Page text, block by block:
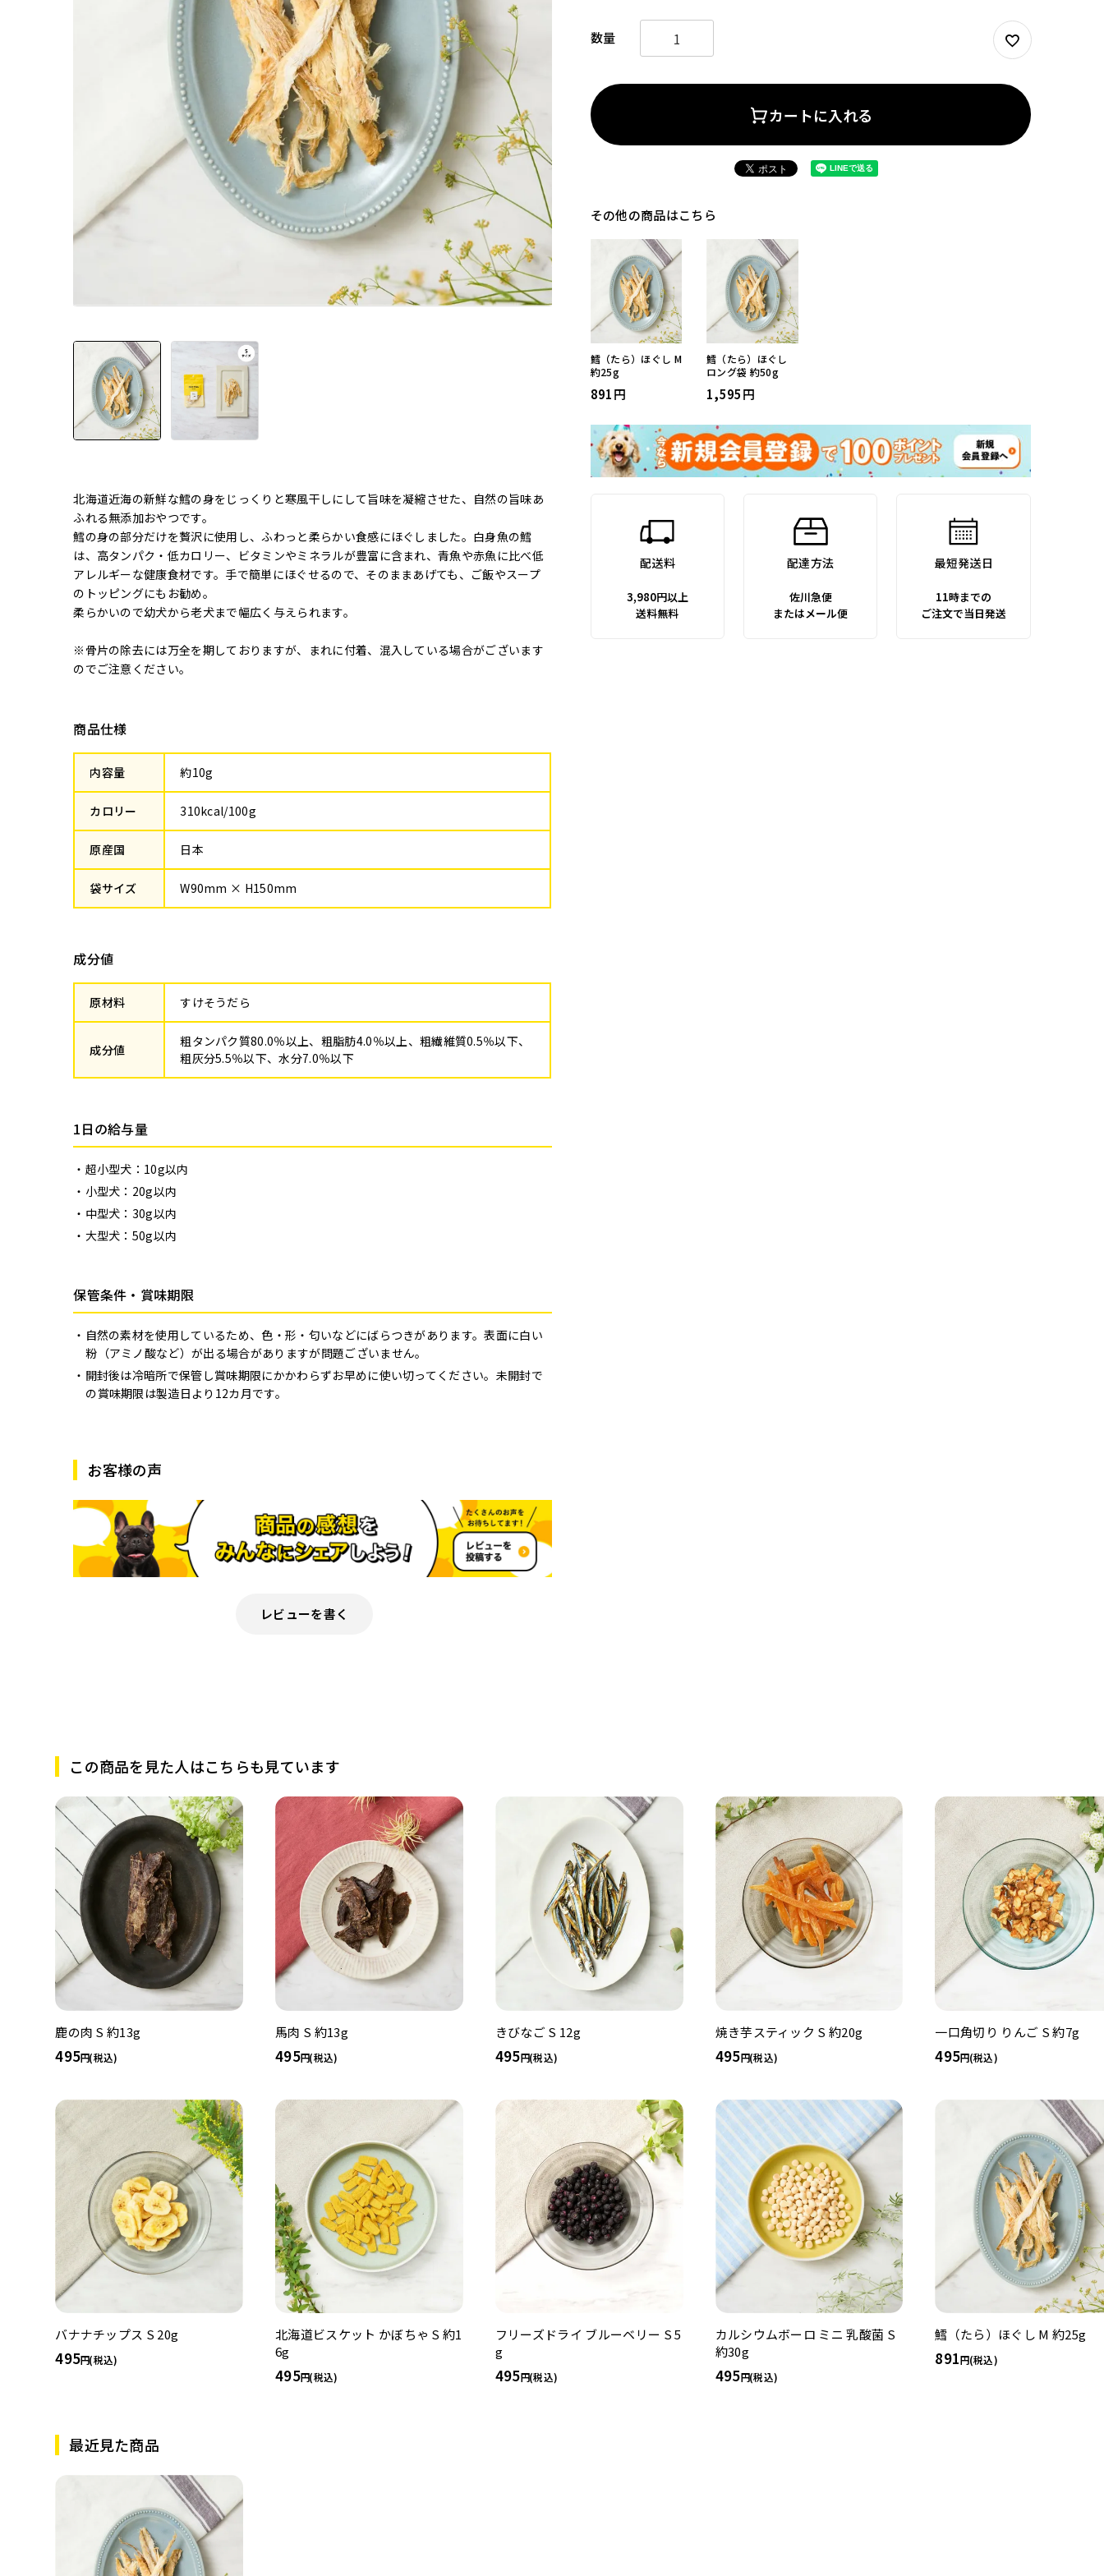
北海道近海の新鮮な鱈の身をじっくりと寒風干しにして旨味を凝縮させた、自然の旨味あ
ふれる無添加おやつです。
鱈の身の部分だけを贅沢に使用し、ふわっと柔らかい食感にほぐしました。白身魚の鱈
は、高タンパク・低カロリー、ビタミンやミネラルが豊富に含まれ、青魚や赤魚に比べ低
アレルギーな健康食材です。手で簡単にほぐせるので、そのままあげても、ご飯やスープ
のトッピングにもお勧め。
柔らかいので幼犬から老犬まで幅広く与えられます。
※骨片の除去には万全を期しておりますが、まれに付着、混入している場合がございます
のでご注意ください。
商品仕様
内容量 約10g
カロリー 310kcal/100g
原産国 日本
袋サイズ W90mm × H150mm
成分値
原材料 すけそうだら
成分値
粗タンパク質80.0％以上、粗脂肪4.0％以上、粗繊維質0.5％以下、
粗灰分5.5％以下、水分7.0％以下
1日の給与量
超小型犬：10g以内
小型犬：20g以内
中型犬：30g以内
大型犬：50g以内
保管条件・賞味期限
自然の素材を使用しているため、色・形・匂いなどにばらつきがあります。表面に白い
粉（アミノ酸など）が出る場合がありますが問題ございません。
開封後は冷暗所で保管し賞味期限にかかわらずお早めに使い切ってください。未開封で
の賞味期限は製造日より12カ月です。
お客様の声
レビューを書く
カートに入れる
その他の商品はこちら
鱈（たら）ほぐし M
約25g
891
鱈（たら）ほぐし
ロング袋 約50g
1,595
配送料
3,980円以上
送料無料
配達方法
佐川急便
またはメール便
最短発送日
11時までの
ご注文で当日発送
この商品を見た人はこちらも見ています
鹿の肉 S 約13g
495 (税込)
馬肉 S 約13g
495 (税込)
きびなご S 12g
495 (税込)
焼き芋スティック S 約20g
495 (税込)
一口角切り りんご S 約7g
495 (税込)
バナナチップス S 20g
495 (税込)
北海道ビスケット かぼちゃ S 約1
6g
495 (税込)
フリーズドライ ブルーベリー S 5
g
495 (税込)
カルシウムボーロ ミニ 乳酸菌 S
約30g
495 (税込)
鱈（たら）ほぐし M 約25g
891 (税込)
最近見た商品